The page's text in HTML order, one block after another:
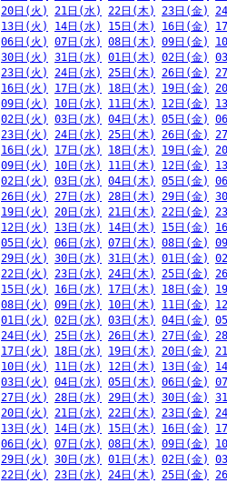
20日(火) 21日(水) 22日(木) 23日(金)
13日(火) 14日(水) 15日(木) 16日(金)
06日(火) 07日(水) 08日(木) 09日(金)
30日(火) 31日(水) 01日(木) 02日(金)
23日(火) 24日(水) 25日(木) 26日(金)
16日(火) 17日(水) 18日(木) 19日(金)
09日(火) 10日(水) 11日(木) 12日(金)
02日(火) 03日(水) 04日(木) 05日(金)
23日(火) 24日(水) 25日(木) 26日(金)
16日(火) 17日(水) 18日(木) 19日(金)
09日(火) 10日(水) 11日(木) 12日(金)
02日(火) 03日(水) 04日(木) 05日(金)
26日(火) 27日(水) 28日(木) 29日(金)
19日(火) 20日(水) 21日(木) 22日(金)
12日(火) 13日(水) 14日(木) 15日(金)
05日(火) 06日(水) 07日(木) 08日(金)
29日(火) 30日(水) 31日(木) 01日(金)
22日(火) 23日(水) 24日(木) 25日(金)
15日(火) 16日(水) 17日(木) 18日(金)
08日(火) 09日(水) 10日(木) 11日(金)
01日(火) 02日(水) 03日(木) 04日(金)
24日(火) 25日(水) 26日(木) 27日(金)
17日(火) 18日(水) 19日(木) 20日(金)
10日(火) 11日(水) 12日(木) 13日(金)
03日(火) 04日(水) 05日(木) 06日(金)
27日(火) 28日(水) 29日(木) 30日(金)
20日(火) 21日(水) 22日(木) 23日(金)
13日(火) 14日(水) 15日(木) 16日(金)
06日(火) 07日(水) 08日(木) 09日(金)
29日(火) 30日(水) 01日(木) 02日(金)
22日(火) 23日(水) 24日(木) 25日(金)